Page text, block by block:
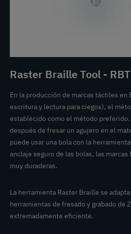
Raster Braille Tool - RBT
En la producción de marcas táctiles en
escritura y lectura para ciegos), el
establecido como el método
después de fresar un agujero en el
puede usar una bola con la
anclaje seguro de las bolas, las
muy duraderas.
La herramienta Raster Braille se
herramientas de fresado y grabado de
extremadamente eficiente.